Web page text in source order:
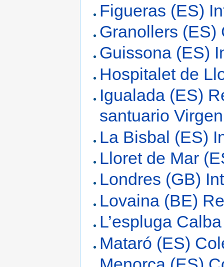
Figueras (ES)
Granollers (ES)
Guissona (ES)
Hospitalet de
Igualada (ES)
santuario
La Bisbal (ES)
Lloret de Mar
Londres (GB)
Lovaina (BE)
L’espluga
Mataró (ES)